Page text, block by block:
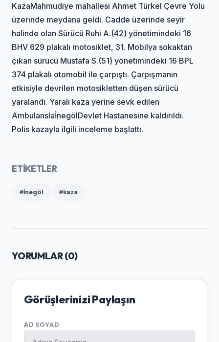
KazaMahmudiye mahallesi Ahmet Türkel Çevre Yolu
üzerinde meydana geldi. Cadde üzerinde seyir
halinde olan Sürücü Ruhi A.(42) yönetimindeki 16
BHV 629 plakalı motosiklet, 31. Mobilya sokaktan
çıkan sürücü Mustafa S.(51) yönetimindeki 16 BPL
374 plakalı otomobil ile çarpıştı. Çarpışmanın
etkisiyle devrilen motosikletten düşen sürücü
yaralandı. Yaralı kaza yerine sevk edilen
AmbulanslaİnegölDevlet Hastanesine kaldırıldı.
Polis kazayla ilgili inceleme başlattı.
ETİKETLER
#İnegöl #kaza
YORUMLAR (0)
Görüşlerinizi Paylaşın
AD SOYAD